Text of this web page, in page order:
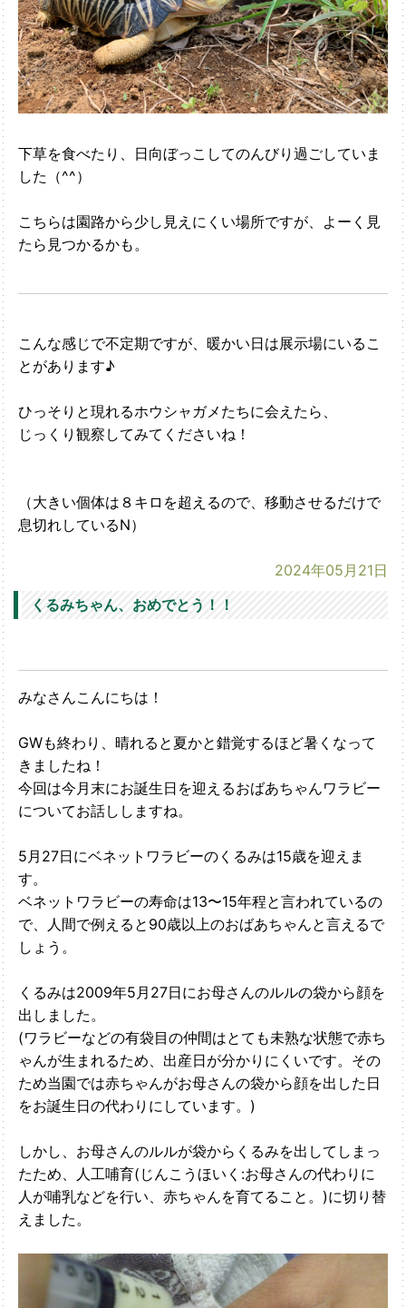
下草を食べたり、日向ぼっこしてのんびり過ごしていま
した（^^）
こちらは園路から少し見えにくい場所ですが、よーく見
たら見つかるかも。
こんな感じで不定期ですが、暖かい日は展示場にいるこ
とがあります♪
ひっそりと現れるホウシャガメたちに会えたら、
じっくり観察してみてくださいね！
（大きい個体は８キロを超えるので、移動させるだけで
息切れしているN）
2024年05月21日
くるみちゃん、おめでとう！！
みなさんこんにちは！
GWも終わり、晴れると夏かと錯覚するほど暑くなって
きましたね！
今回は今月末にお誕生日を迎えるおばあちゃんワラビー
についてお話ししますね。
5月27日にベネットワラビーのくるみは15歳を迎えま
す。
ベネットワラビーの寿命は13〜15年程と言われているの
で、人間で例えると90歳以上のおばあちゃんと言えるで
しょう。
くるみは2009年5月27日にお母さんのルルの袋から顔を
出しました。
(ワラビーなどの有袋目の仲間はとても未熟な状態で赤ち
ゃんが生まれるため、出産日が分かりにくいです。その
ため当園では赤ちゃんがお母さんの袋から顔を出した日
をお誕生日の代わりにしています。)
しかし、お母さんのルルが袋からくるみを出してしまっ
たため、
人工哺育(じんこうほいく:お母さんの代わりに
人が哺乳などを行い、赤ちゃんを育てること。)に切り替
えました。